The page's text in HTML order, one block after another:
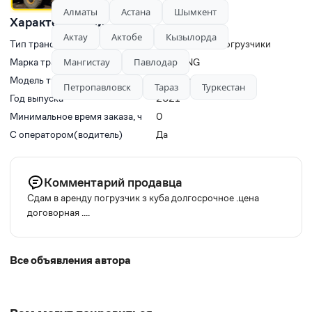
Характеристики
Тип транспорта
Фронтальные погрузчики
Марка транспорта
LIUGONG
Модель транспорта
LiuGong 855H
Год выпуска
2021
Минимальное время заказа, ч
0
С оператором(водитель)
Да
Комментарий продавца
Сдам в аренду погрузчик з куба долгосрочное .цена
договорная ....
Все объявления автора
Алматы Астана
Шымкент
Актау
Актобе
Кызылорда
Мангистау
Павлодар
Петропавловск
Тараз Туркестан